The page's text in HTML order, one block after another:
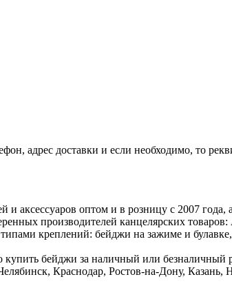
адрес доставки и если необходимо, то
оптом и в розницу с 2007 года,
производителей канцелярских
креплений: бейджи на зажиме и
бейджи за наличный или безналичный
Краснодар, Ростов-на-Дону,